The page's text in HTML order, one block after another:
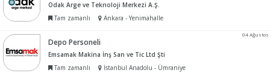
Odak Arge ve Teknoloji Merkezi A.Ş.
Tam zamanlı
Ankara - Yenimahalle
04 Ağustos
Depo Personeli
Emsamak Makina İnş San ve Tic Ltd Şti
Tam zamanlı
İstanbul Anadolu - Ümraniye